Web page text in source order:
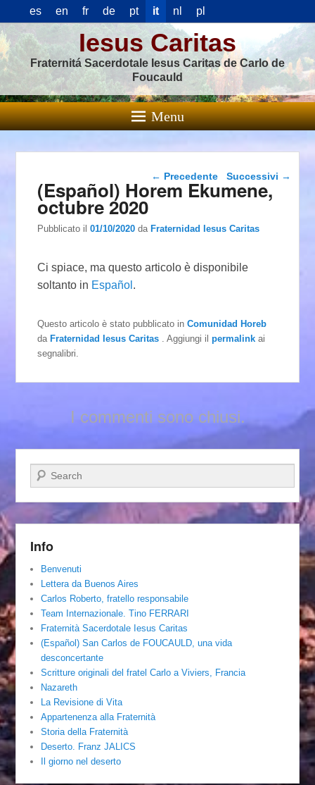
es en fr de pt it nl pl
Iesus Caritas
Fraternitá Sacerdotale Iesus Caritas de Carlo de
Foucauld
Menu
Navigazione articolo
← Precedente Successivi →
(Español) Horem Ekumene,
octubre 2020
Pubblicato il01/10/2020 daFraternidad Iesus Caritas
Ci spiace, ma questo articolo è disponibile
soltanto in Español .
Questo articolo è stato pubblicato inComunidad Horeb
daFraternidad Iesus Caritas . Aggiungi ilpermalink ai
segnalibri.
I commenti sono chiusi.
Cerca
Info
Benvenuti
Lettera da Buenos Aires
Carlos Roberto, fratello responsabile
Team Internazionale. Tino FERRARI
Fraternità Sacerdotale Iesus Caritas
(Español) San Carlos de FOUCAULD, una vida
desconcertante
Scritture originali del fratel Carlo a Viviers, Francia
Nazareth
La Revisione di Vita
Appartenenza alla Fraternità
Storia della Fraternità
Deserto. Franz JALICS
Il giorno nel deserto